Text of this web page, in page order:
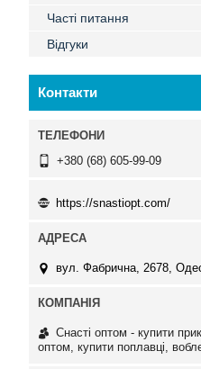
Часті питання
Відгуки
Контакти
+380 (68) 605-99-09
https://snastiopt.com/
вул. Фабрична, 2678,
Снасті оптом - купити
оптом, купити поплавці,